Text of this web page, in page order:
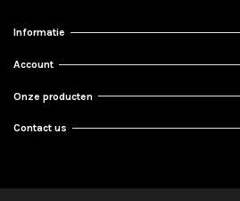
Informatie
Account
Onze producten
Contact us